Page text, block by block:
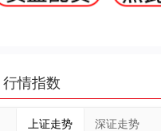
行情指数
上证走势 深证走势